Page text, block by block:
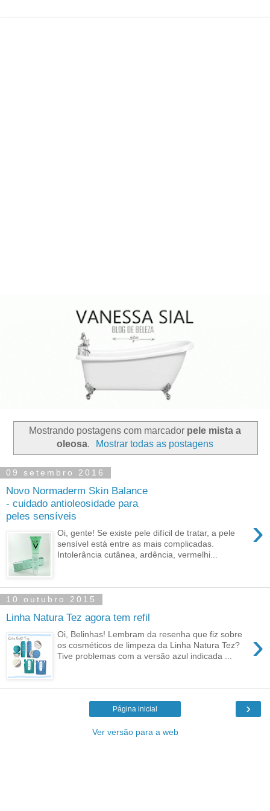
Mostrando postagens com marcador pele mista a
oleosa. Mostrar todas as postagens
09 setembro 2016
Novo Normaderm Skin Balance
- cuidado antioleosidade para
peles sensíveis
›
Oi, gente! Se existe pele difícil de tratar, a pele
sensível está entre as mais complicadas.
Intolerância cutânea, ardência, vermelhi...
10 outubro 2015
Linha Natura Tez agora tem refil
›
Oi, Belinhas! Lembram da resenha que fiz sobre
os cosméticos de limpeza da Linha Natura Tez?
Tive problemas com a versão azul indicada ...
›
Página inicial
Ver versão para a web